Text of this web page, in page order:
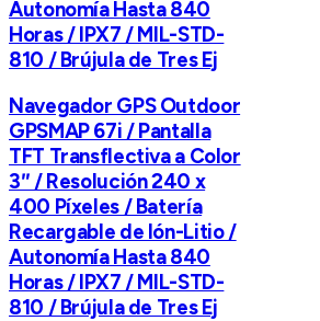
Autonomía Hasta 840
Horas / IPX7 / MIL-STD-
810 / Brújula de Tres Ej
Navegador GPS Outdoor
GPSMAP 67i / Pantalla
TFT Transflectiva a Color
3″ / Resolución 240 x
400 Píxeles / Batería
Recargable de Ión-Litio /
Autonomía Hasta 840
Horas / IPX7 / MIL-STD-
810 / Brújula de Tres Ej